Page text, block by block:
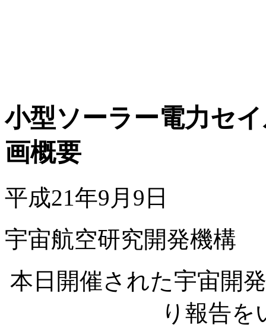
小型ソーラー電力セ
画概要
平成21年9月9日
宇宙航空研究開発機構
本日開催された宇宙開
り報告を